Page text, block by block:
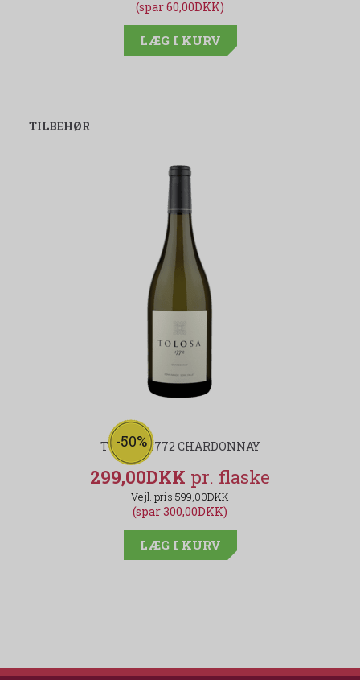
(spar 60,00DKK)
LÆG I KURV
TILBEHØR
-50%
TOLOSA 1772 CHARDONNAY
299,00DKK
599,00DKK
(spar 300,00DKK)
LÆG I KURV